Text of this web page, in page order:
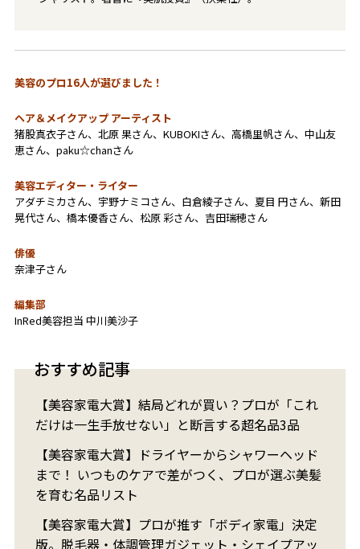
美容のプロ16人が選びました！
ヘア＆メイクアップ アーティスト
猪股真衣子さん、北原 果さん、KUBOKIさん、高橋里帆さん、中山友
恵さん、paku☆chanさん
美容エディター・ライター
アダチミカさん、宇野ナミコさん、白倉綾子さん、夏目 円さん、新田
晃代さん、橋本優香さん、松原 彩さん、吉田瑞穂さん
俳優
奈津子さん
編集部
InRed美容担当 中川美沙子
おすすめ記事
【美容家電大賞】結局どれが買い？プロが「これ
だけは一生手放せない」と断言する超名品3品
【美容家電大賞】ドライヤーからシャワーヘッド
まで！ いつものケアで差がつく、プロが選ぶ美髪
を育む名品リスト
【美容家電大賞】プロが推す「ボディ家電」決定
版。脱毛器・体調管理ガジェット・シェイプアッ